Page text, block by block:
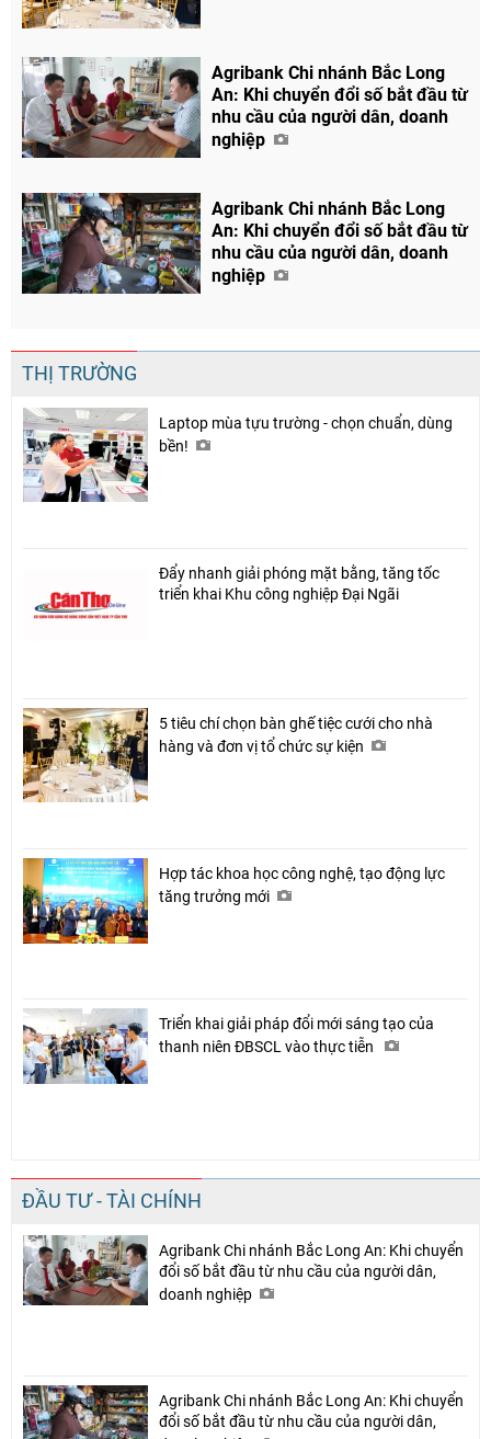
Chia sẻ
Agribank Chi nhánh Bắc Long
An: Khi chuyển đổi số bắt đầu từ
nhu cầu của người dân, doanh
nghiệp
Agribank Chi nhánh Bắc Long
An: Khi chuyển đổi số bắt đầu từ
nhu cầu của người dân, doanh
nghiệp
THỊ TRƯỜNG
Laptop mùa tựu trường - chọn chuẩn, dùng
bền!
Đẩy nhanh giải phóng mặt bằng, tăng tốc
triển khai Khu công nghiệp Đại Ngãi
5 tiêu chí chọn bàn ghế tiệc cưới cho nhà
hàng và đơn vị tổ chức sự kiện
Hợp tác khoa học công nghệ, tạo động lực
tăng trưởng mới
Triển khai giải pháp đổi mới sáng tạo của
thanh niên ĐBSCL vào thực tiễn
ĐẦU TƯ - TÀI CHÍNH
Agribank Chi nhánh Bắc Long An: Khi chuyển
đổi số bắt đầu từ nhu cầu của người dân,
doanh nghiệp
Agribank Chi nhánh Bắc Long An: Khi chuyển
đổi số bắt đầu từ nhu cầu của người dân,